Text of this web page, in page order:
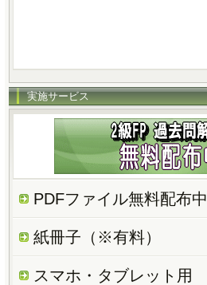
実施サービス
PDFファイル無料配布中
紙冊子（※有料）
スマホ・タブレット用